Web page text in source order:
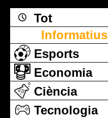
Tot
Informatius
Esports
Economia
Ciència
Tecnologia